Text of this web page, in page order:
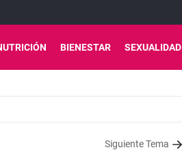
BIENESTAR SEXUALIDAD
Siguiente Tema